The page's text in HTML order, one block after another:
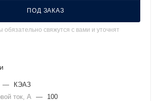
ПОД ЗАКАЗ
свяжутся с вами и уточнят
—
КЭАЗ
ток, А — 100